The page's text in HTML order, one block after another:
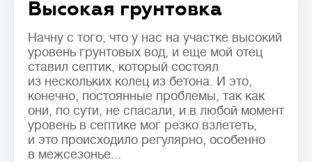
Высокая грунтовка
Начну с того, что у нас на участке высокий
уровень грунтовых вод, и еще мой отец
ставил септик, который состоял
из нескольких колец из бетона. И это,
конечно, постоянные проблемы, так как
они, по сути, не спасали, и в любой момент
уровень в септике мог резко взлететь,
и это происходило регулярно, особенно
в межсезонье...